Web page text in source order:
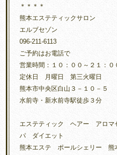
＊＊＊＊
熊本エステティックサロン
エルブセゾン
096-211-6113
ご予約はお電話で
営業時間：１０：００～２１：０
定休日 月曜日 第三火曜日
熊本市中央区白山３－１０－５
水前寺・新水前寺駅徒歩３分
エステティック ヘアー アロ
パ ダイエット
熊本エステ ポールシェリー